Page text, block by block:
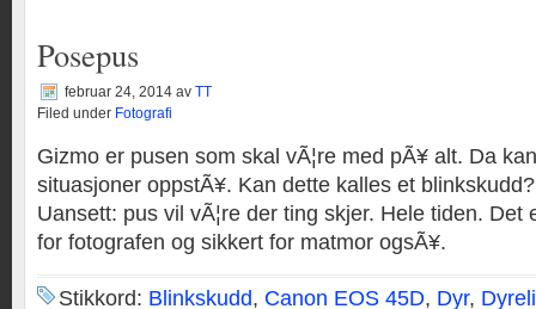
Posepus
februar 24, 2014 av TT
Filed under Fotografi
Gizmo er pusen som skal vÃ¦re med pÃ¥ alt. Da
situasjoner oppstÃ¥. Kan dette kalles et
Uansett: pus vil vÃ¦re der ting skjer. Hele tiden. Det
for fotografen og sikkert for matmor ogsÃ¥.
Stikkord: Blinkskudd, Canon EOS 45D, Dyr,